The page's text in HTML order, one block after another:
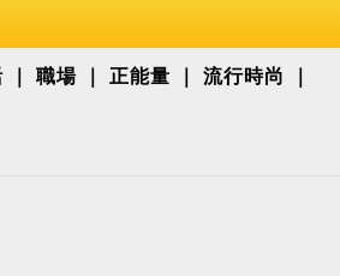
職場 正能量 流行時尚